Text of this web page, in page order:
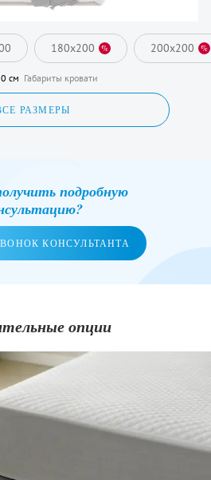
180x200 % 200x200 %
см Габариты кровати
РАЗМЕРЫ
подробную
КОНСУЛЬТАНТА
опции